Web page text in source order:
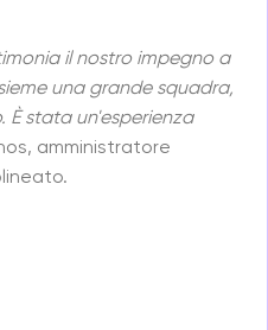
il nostro impegno a
una grande squadra,
È stata un'esperienza
amministratore